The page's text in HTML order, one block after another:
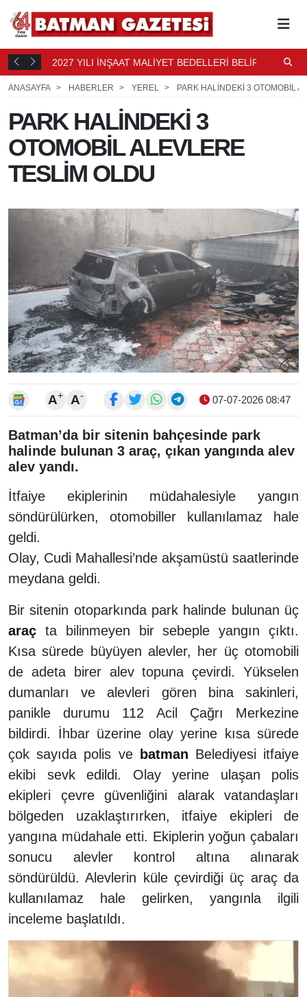
6 SAAT 2027 YILI İNŞAAT MALİYET BEDELLERİ BELİRLENDİ
ANASAYFA HABERLER YEREL PARK HALİNDEKİ 3 OTOMOBİL
PARK HALİNDEKİ 3
OTOMOBİL ALEVLERE
TESLİM OLDU
A+ A- 07-07-2026 08:47
Batman’da bir sitenin bahçesinde park
halinde bulunan 3 araç, çıkan yangında alev
alev yandı.
İtfaiye ekiplerinin müdahalesiyle yangın
söndürülürken, otomobiller kullanılamaz hale
geldi.
Olay, Cudi Mahallesi’nde akşamüstü saatlerinde
meydana geldi.
Bir sitenin otoparkında park halinde bulunan üç
araç ta bilinmeyen bir sebeple yangın çıktı.
Kısa sürede büyüyen alevler, her üç otomobili
de adeta birer alev topuna çevirdi. Yükselen
dumanları ve alevleri gören bina sakinleri,
panikle durumu 112 Acil Çağrı Merkezine
bildirdi. İhbar üzerine olay yerine kısa sürede
çok sayıda polis ve
batman Belediyesi itfaiye
ekibi sevk edildi. Olay yerine ulaşan polis
ekipleri çevre güvenliğini alarak vatandaşları
bölgeden uzaklaştırırken, itfaiye ekipleri de
yangına müdahale etti. Ekiplerin yoğun çabaları
sonucu alevler kontrol altına alınarak
söndürüldü. Alevlerin küle çevirdiği üç araç da
kullanılamaz hale gelirken, yangınla ilgili
inceleme başlatıldı.